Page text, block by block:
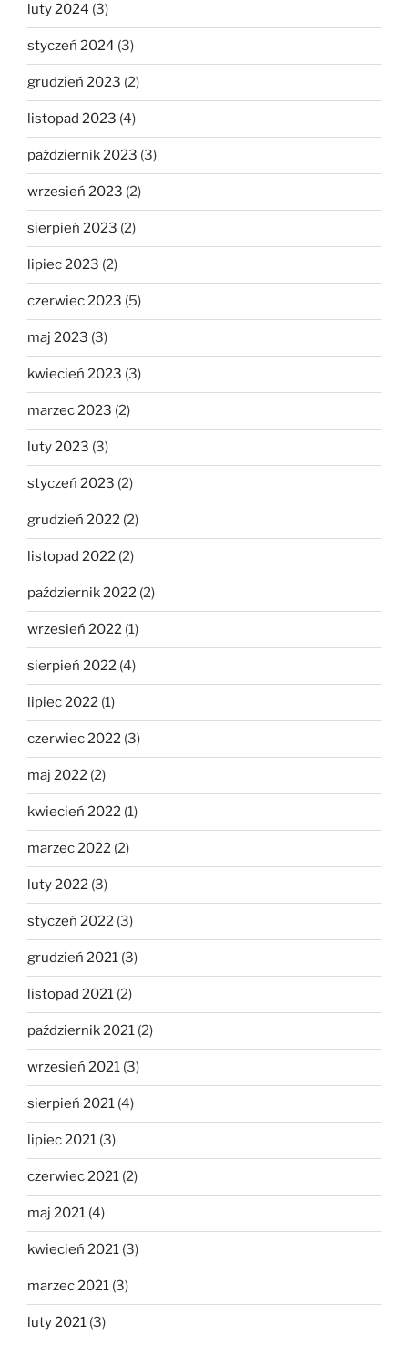
luty 2024 (3)
styczeń 2024 (3)
grudzień 2023 (2)
listopad 2023 (4)
październik 2023 (3)
wrzesień 2023 (2)
sierpień 2023 (2)
lipiec 2023 (2)
czerwiec 2023 (5)
maj 2023 (3)
kwiecień 2023 (3)
marzec 2023 (2)
luty 2023 (3)
styczeń 2023 (2)
grudzień 2022 (2)
listopad 2022 (2)
październik 2022 (2)
wrzesień 2022 (1)
sierpień 2022 (4)
lipiec 2022 (1)
czerwiec 2022 (3)
maj 2022 (2)
kwiecień 2022 (1)
marzec 2022 (2)
luty 2022 (3)
styczeń 2022 (3)
grudzień 2021 (3)
listopad 2021 (2)
październik 2021 (2)
wrzesień 2021 (3)
sierpień 2021 (4)
lipiec 2021 (3)
czerwiec 2021 (2)
maj 2021 (4)
kwiecień 2021 (3)
marzec 2021 (3)
luty 2021 (3)